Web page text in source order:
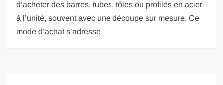
d’acheter des barres, tubes, tôles ou profilés en acier
à l’unité, souvent avec une découpe sur mesure. Ce
mode d’achat s’adresse